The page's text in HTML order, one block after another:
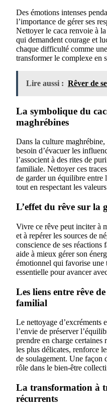
Des émotions intenses
l’importance de gérer ses
Nettoyer le caca renvoie à
qui demandent courage et
chaque difficulté comme
transformer le complexe en
Lire aussi : Rêver de
La symbolique du
maghrébines
Dans la culture
besoin d’évacuer les
l’associent à des rites de
familiale. Nettoyer ces
de garder un équilibre entre
tout en respectant les
L’effet du rêve sur la
Vivre ce rêve peut inciter à
et à repérer les sources de
conscience de ses réactions
aide à mieux gérer son
émotionnel qui favorise une
essentielle pour avancer
Les liens entre rêve
familial
Le nettoyage d’excréments
l’envie de préserver
prendre en charge certaines
les plus délicates, renforce
de soulagement. Une façon
rôle dans le bien-être
La transformation à
récurrents